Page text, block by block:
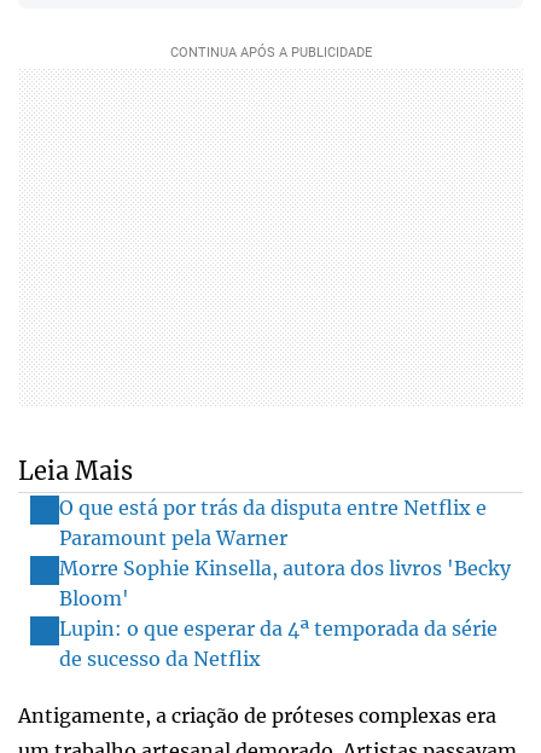
Leia Mais
O que está por trás da disputa entre Netflix e
Paramount pela Warner
Morre Sophie Kinsella, autora dos livros 'Becky
Bloom'
Lupin: o que esperar da 4ª temporada da série
de sucesso da Netflix
Antigamente, a criação de próteses complexas era